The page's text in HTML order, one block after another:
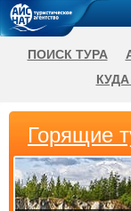
Горящие
ПОИСК ТУРА